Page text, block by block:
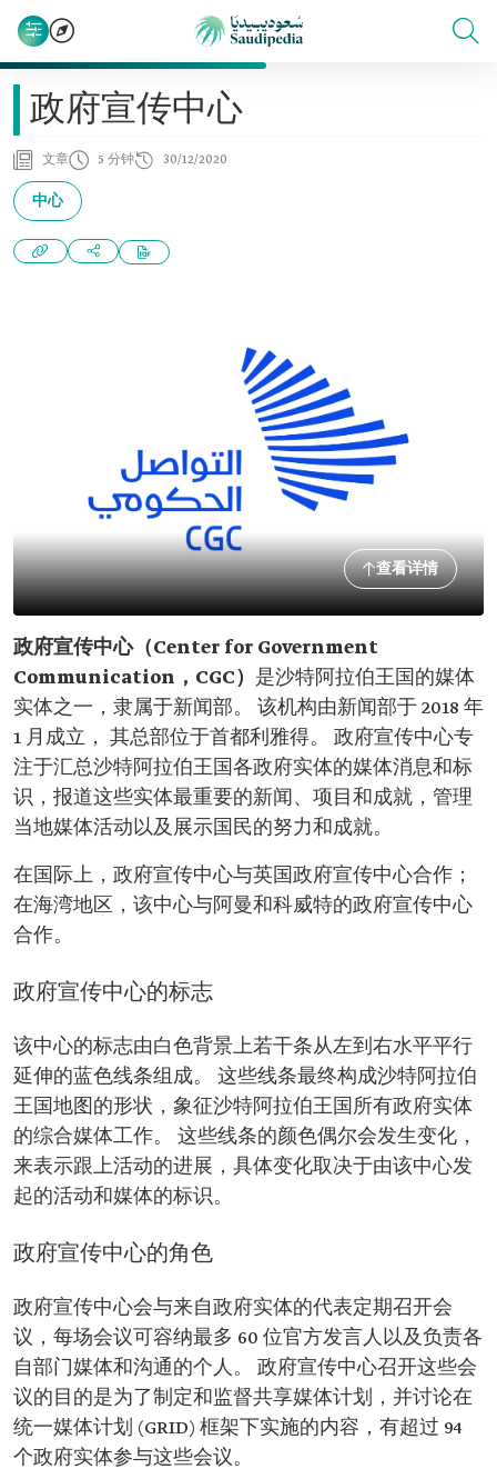
政府宣传中心
文章 5 分钟 30/12/2020
中心
查看详情
政府宣传中心（Center for Government
Communication，CGC） 是沙特阿拉伯王国的媒体
实体之一，隶属于新闻部。 该机构由新闻部于 2018 年
1 月成立， 其总部位于首都利雅得。 政府宣传中心专
注于汇总沙特阿拉伯王国各政府实体的媒体消息和标
识，报道这些实体最重要的新闻、项目和成就，管理
当地媒体活动以及展示国民的努力和成就。
在国际上，政府宣传中心与英国政府宣传中心合作；
在海湾地区，该中心与阿曼和科威特的政府宣传中心
合作。
政府宣传中心的标志
该中心的标志由白色背景上若干条从左到右水平平行
延伸的蓝色线条组成。 这些线条最终构成沙特阿拉伯
王国地图的形状，象征沙特阿拉伯王国所有政府实体
的综合媒体工作。 这些线条的颜色偶尔会发生变化，
来表示跟上活动的进展，具体变化取决于由该中心发
起的活动和媒体的标识。
政府宣传中心的角色
政府宣传中心会与来自政府实体的代表定期召开会
议，每场会议可容纳最多 60 位官方发言人以及负责各
自部门媒体和沟通的个人。 政府宣传中心召开这些会
议的目的是为了制定和监督共享媒体计划，并讨论在
统一媒体计划 (GRID) 框架下实施的内容，有超过 94
个政府实体参与这些会议。